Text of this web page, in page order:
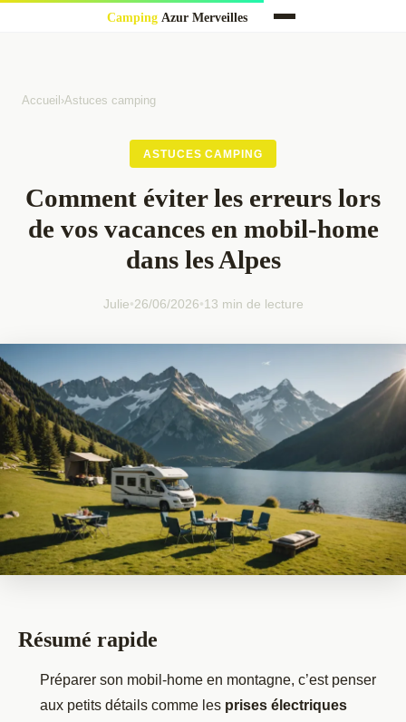
Accueil ›Astuces camping
ASTUCES CAMPING
Comment éviter les erreurs lors
de vos vacances en mobil-home
dans les Alpes
Julie•26/06/2026•13 min de lecture
Résumé rapide
Préparer son mobil-home en montagne, c’est penser
aux petits détails comme les prises électriques